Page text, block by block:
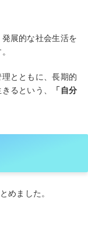
展的な社会生活を
とともに、長期的
るという、
「自分
めました。